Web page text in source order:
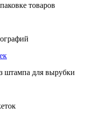
товаров
штампа для вырубки